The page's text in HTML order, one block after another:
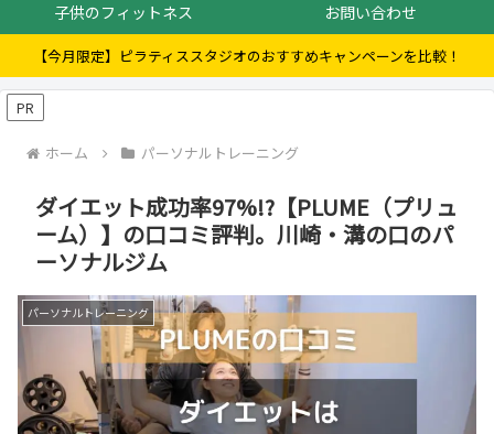
子供のフィットネス
お問い合わせ
【今月限定】ピラティススタジオのおすすめキャンペーンを比較！
PR
ホーム パーソナルトレーニング
ダイエット成功率97%!?【PLUME（プリュ
ーム）】の口コミ評判。川崎・溝の口のパ
ーソナルジム
パーソナルトレーニング